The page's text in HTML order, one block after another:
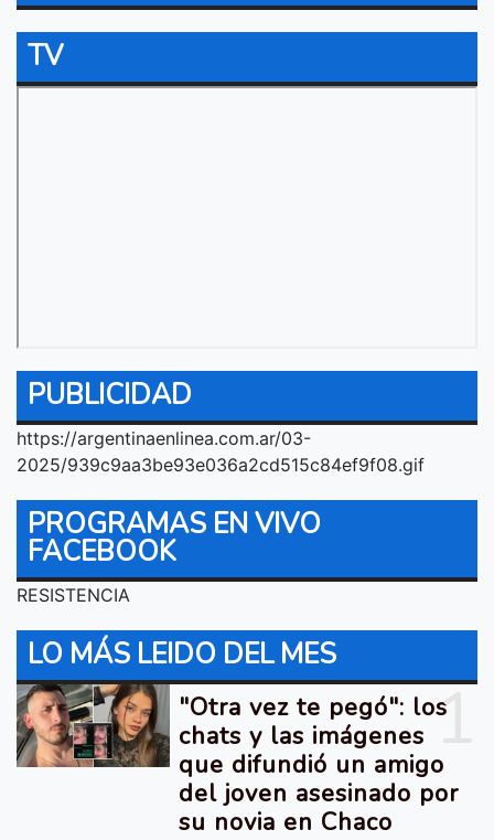
TV
PUBLICIDAD
https://argentinaenlinea.com.ar/03-
2025/939c9aa3be93e036a2cd515c84ef9f08.gif
PROGRAMAS EN VIVO
FACEBOOK
RESISTENCIA
LO MÁS LEIDO DEL MES
1
"Otra vez te pegó": los
chats y las imágenes
que difundió un amigo
del joven asesinado por
su novia en Chaco